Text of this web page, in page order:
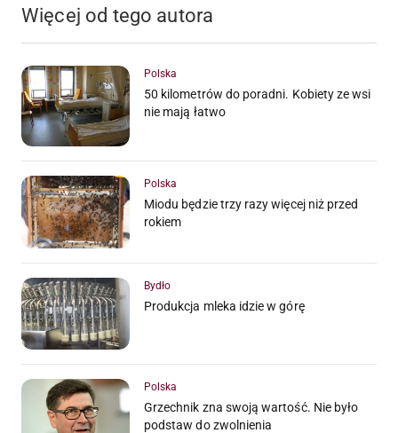
Więcej od tego autora
Polska
50 kilometrów do poradni. Kobiety ze wsi
nie mają łatwo
Polska
Miodu będzie trzy razy więcej niż przed
rokiem
Bydło
Produkcja mleka idzie w górę
Polska
Grzechnik zna swoją wartość. Nie było
podstaw do zwolnienia